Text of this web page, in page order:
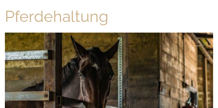
Pferdehaltung